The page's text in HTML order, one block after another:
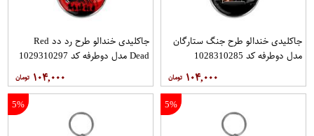
جاکلیدی خندالو طرح جنگ ستارگان
مدل دوطرفه کد 1028310285
۱۰۴,۰۰۰
جاکلیدی خندالو طرح رد دد Red
Dead مدل دوطرفه کد 1029310297
۱۰۴,۰۰۰
5%
5%